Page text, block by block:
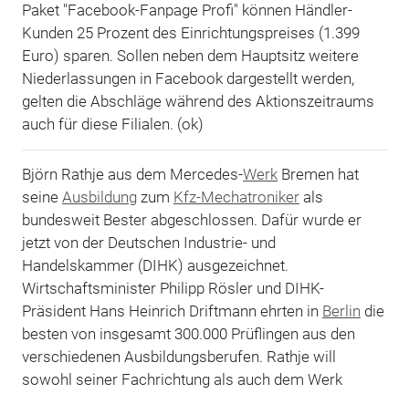
Paket "Facebook-Fanpage Profi" können Händler-
Kunden 25 Prozent des Einrichtungspreises (1.399
Euro) sparen. Sollen neben dem Hauptsitz weitere
Niederlassungen in Facebook dargestellt werden,
gelten die Abschläge während des Aktionszeitraums
auch für diese Filialen. (ok)
Björn Rathje aus dem Mercedes-WerkBremen hat
seine Ausbildungzum Kfz-Mechatronikerals
bundesweit Bester abgeschlossen. Dafür wurde er
jetzt von der Deutschen Industrie- und
Handelskammer (DIHK) ausgezeichnet.
Wirtschaftsminister Philipp Rösler und DIHK-
Präsident Hans Heinrich Driftmann ehrten in Berlin die
besten von insgesamt 300.000 Prüflingen aus den
verschiedenen Ausbildungsberufen. Rathje will
sowohl seiner Fachrichtung als auch dem Werk